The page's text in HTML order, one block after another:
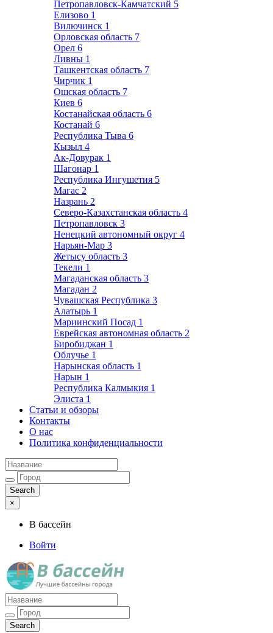
Петропавловск-Камчатский 5
Елизово 1
Вилючинск 1
Орловская область 7
Орел 6
Ливны 1
Ташкентская область 7
Чирчик 1
Ошская область 7
Киев 6
Костанайская область 6
Костанай 6
Республика Тыва 6
Кызыл 4
Ак-Довурак 1
Шагонар 1
Республика Ингушетия 5
Магас 2
Назрань 2
Северо-Казахстанская область 4
Петропавловск 3
Ненецкий автономный округ 4
Нарьян-Мар 3
Жетысу область 3
Текели 1
Магаданская область 3
Магадан 2
Чувашская Республика 3
Алатырь 1
Мариинский Посад 1
Еврейская автономная область 2
Биробиджан 1
Облучье 1
Нарынская область 1
Нарын 1
Республика Калмыкия 1
Элиста 1
Статьи и обзоры
Контакты
О нас
Политика конфиденциальности
×
В бассейн
Войти
Лучшие бассейны города